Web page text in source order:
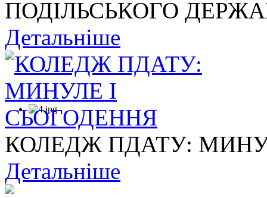
ПОДІЛЬСЬКОГО
Детальніше
КОЛЕДЖ ПДАТУ:
Детальніше